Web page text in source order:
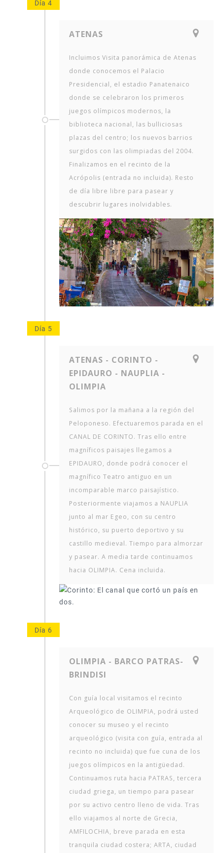
Día 4
ATENAS
Incluimos Visita panorámica de Atenas
donde conocemos el Palacio
Presidencial, el estadio Panatenaico
donde se celebraron los primeros
juegos olímpicos modernos, la
biblioteca nacional, las bulliciosas
plazas del centro; los nuevos barrios
surgidos con las olimpiadas del 2004.
Finalizamos en el recinto de la
Acrópolis (entrada no incluida). Resto
de día libre libre para pasear y
descubrir lugares inolvidables.
Día 5
ATENAS - CORINTO -
EPIDAURO - NAUPLIA -
OLIMPIA
Salimos por la mañana a la región del
Peloponeso. Efectuaremos parada en el
CANAL DE CORINTO. Tras ello entre
magníficos paisajes llegamos a
EPIDAURO, donde podrá conocer el
magnífico Teatro antiguo en un
incomparable marco paisajístico.
Posteriormente viajamos a NAUPLIA
junto al mar Egeo, con su centro
histórico, su puerto deportivo y su
castillo medieval. Tiempo para almorzar
y pasear. A media tarde continuamos
hacia OLIMPIA. Cena incluida.
Día 6
OLIMPIA - BARCO PATRAS-
BRINDISI
Con guía local visitamos el recinto
Arqueológico de OLIMPIA, podrá usted
conocer su museo y el recinto
arqueológico (visita con guía, entrada al
recinto no incluida) que fue cuna de los
juegos olímpicos en la antigüedad.
Continuamos ruta hacia PATRAS, tercera
ciudad griega, un tiempo para pasear
por su activo centro lleno de vida. Tras
ello viajamos al norte de Grecia,
AMFILOCHIA, breve parada en esta
tranquila ciudad costera; ARTA, ciudad